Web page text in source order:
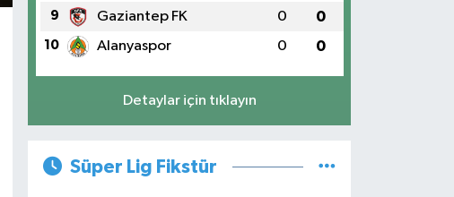
9 Gaziantep FK 0 0
10 Alanyaspor 0 0
Detaylar için tıklayın
Süper Lig Fikstür